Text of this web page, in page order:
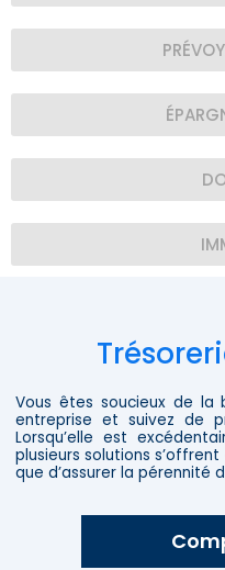
Vous êtes soucieux de la
entreprise et suivez de
Lorsqu’elle est
plusieurs solutions
que d’assurer la pérennité